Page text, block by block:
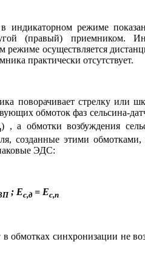
индикаторном режиме
(правый) приемником.
осуществляется
практически отсутствует.
поворачивает стрелку или
обмоток фаз сельсина-
) , а обмотки возбуждения
созданные этими
ЭДС:
; Ес,д = Ес,п
синхронизации не